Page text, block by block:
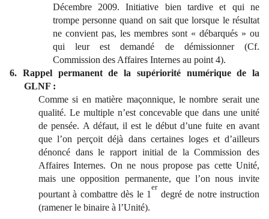
Décembre 2009. Initiative bien tardive et qui ne
trompe personne quand on sait que lorsque le résultat
ne convient pas, les membres sont « débarqués » ou
qui leur est demandé de démissionner (Cf.
Commission des Affaires Internes au point 4).
6. Rappel permanent de la supériorité numérique de la
GLNF :
Comme si en matière maçonnique, le nombre serait une
qualité. Le multiple n’est concevable que dans une unité
de pensée. A défaut, il est le début d’une fuite en avant
que l’on perçoit déjà dans certaines loges et d’ailleurs
dénoncé dans le rapport initial de la Commission des
Affaires Internes. On ne nous propose pas cette Unité,
mais une opposition permanente, que l’on nous invite
pourtant à combattre dès le 1
er
degré de notre instruction
(ramener le binaire à l’Unité).